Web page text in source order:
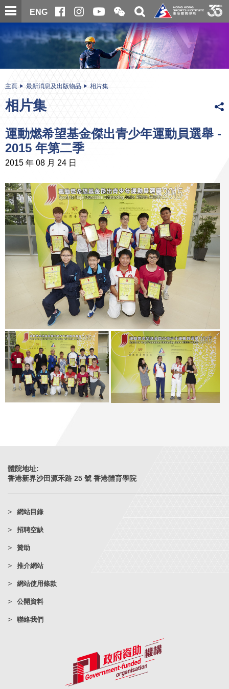
跳
至
內
ENG
開
合
微
信
二
維
碼
關
搜
尋
内
主頁 最新消息及出版物品 相片集
相片集
運動燃希望基金傑出青少年運動員選舉 -
2015 年第二季
2015 年 08 月 24 日
體院地址:
香港新界沙田源禾路 25 號 香港體育學院
網站目錄
招聘空缺
贊助
推介網站
網站使用條款
公開資料
聯絡我們